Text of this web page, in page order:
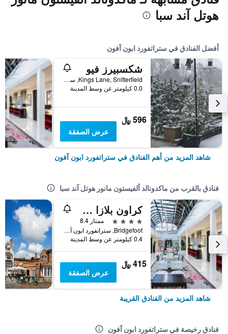
هوتل آند سبا
أفضل الفنادق في ستراتفورد ابون آفون
شكسبيرز فيو
Kings Lane, Snitterfield, ستراتفورد ابون آفون, المملكة المتحدة
0.0 كيلومتر عن وسط المدينة
596 ﷼
عرض الصفقة
شاهد المزيد من أهم الفنادق في ستراتفورد ابون آفون
فنادق بالقرب من ماكدونالد ألفيستون مانور هوتل آند سبا
كراون بلازا ستراتفورد أوبون أفون باي آيتش جي
4 نجوم
ممتاز 8.4
Bridgefoot, ستراتفورد ابون آفون, المملكة المتحدة
0.4 كيلومتر عن وسط المدينة
415 ﷼
عرض الصفقة
شاهد المزيد من الفنادق القريبة
فنادق رخيصة في ستراتفورد ابون آفون